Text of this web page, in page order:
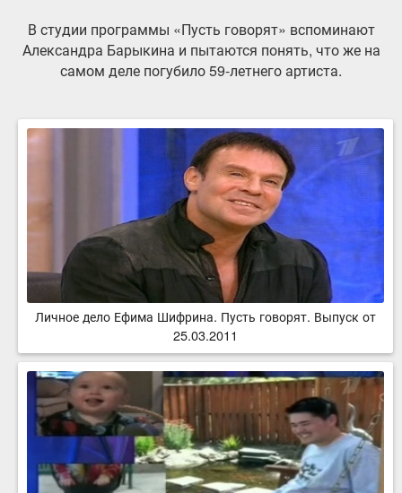
В студии программы «Пусть говорят» вспоминают
Александра Барыкина и пытаются понять, что же на
самом деле погубило 59-летнего артиста.
Личное дело Ефима Шифрина. Пусть говорят. Выпуск от
25.03.2011